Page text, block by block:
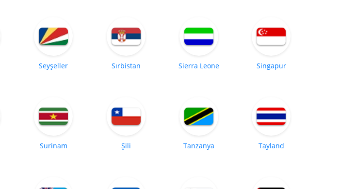
Seyşeller Sırbistan Sierra Leone Singapur
Surinam Şili Tanzanya Tayland